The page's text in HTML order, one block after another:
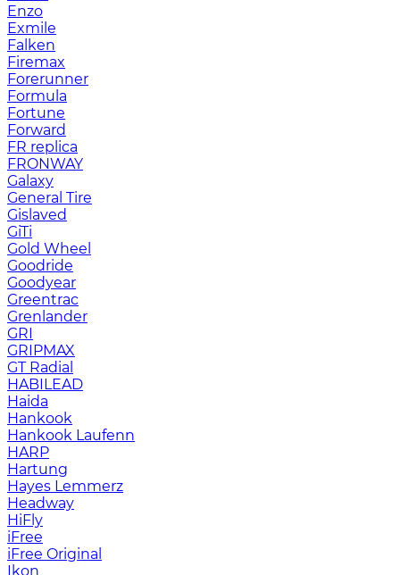
Enzo
Exmile
Falken
Firemax
Forerunner
Formula
Fortune
Forward
FR replica
FRONWAY
Galaxy
General Tire
Gislaved
GiTi
Gold Wheel
Goodride
Goodyear
Greentrac
Grenlander
GRI
GRIPMAX
GT Radial
HABILEAD
Haida
Hankook
Hankook Laufenn
HARP
Hartung
Hayes Lemmerz
Headway
HiFly
iFree
iFree Original
Ikon